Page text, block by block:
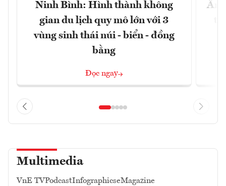
Ninh Bình: Hình thành không
gian du lịch quy mô lớn với 3
vùng sinh thái núi - biển - đồng
bằng
Đọc ngay
Ẩm
Multimedia
VnE TVPodcastInfographicseMagazine